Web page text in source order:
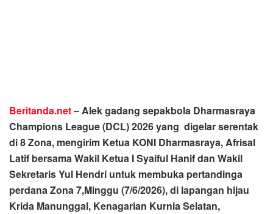
Beritanda.net–Alek gadang sepakbola Dharmasraya
Champions League (DCL) 2026 yang digelar serentak
di 8 Zona, mengirim Ketua KONI Dharmasraya, Afrisal
Latif bersama Wakil Ketua I Syaiful Hanif dan Wakil
Sekretaris Yul Hendri untuk membuka pertandinga
perdana Zona 7,Minggu (7/6/2026), di lapangan hijau
Krida Manunggal, Kenagarian Kurnia Selatan,